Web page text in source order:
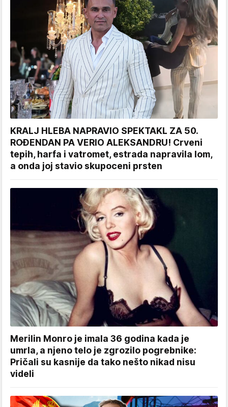
KRALJ HLEBA NAPRAVIO SPEKTAKL ZA 50.
ROĐENDAN PA VERIO ALEKSANDRU! Crveni
tepih, harfa i vatromet, estrada napravila lom,
a onda joj stavio skupoceni prsten
Merilin Monro je imala 36 godina kada je
umrla, a njeno telo je zgrozilo pogrebnike:
Pričali su kasnije da tako nešto nikad nisu
videli